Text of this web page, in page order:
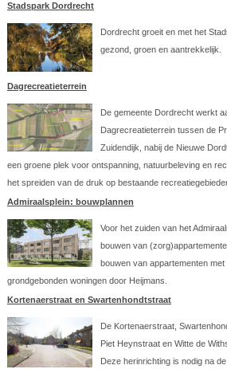
Stadspark Dordrecht
Dordrecht groeit en met het
gezond, groen en aantrekkelijk.
Dagrecreatieterrein
De gemeente Dordrecht werkt
Dagrecreatieterrein tussen de
Zuidendijk, nabij de Nieuwe
een groene plek voor ontspanning, natuurbeleving en
het spreiden van de druk op bestaande
Admiraalsplein: bouwplannen
Voor het zuiden van het
bouwen van
bouwen van appartementen
grondgebonden woningen door Heijmans.
Kortenaerstraat en Swartenhondtstraat
De Kortenaerstraat,
Piet Heynstraat en Witte de
Deze herinrichting is nodig na